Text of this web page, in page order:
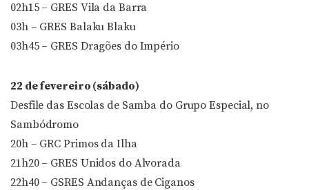
02h15 – GRES Vila da Barra
03h – GRES Balaku Blaku
03h45 – GRES Dragões do Império
22 de fevereiro (sábado)
Desfile das Escolas de Samba do Grupo Especial, no
Sambódromo
20h – GRC Primos da Ilha
21h20 – GRES Unidos do Alvorada
22h40 – GSRES Andanças de Ciganos